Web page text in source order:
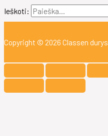
Ieškoti:
Copyright © 2026 Classen durys